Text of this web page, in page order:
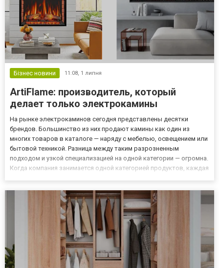
Бізнес новини 11:08, 1 липня
ArtiFlame: производитель, который
делает только электрокамины
На рынке электрокаминов сегодня представлены десятки
брендов. Большинство из них продают камины как один из
многих товаров в каталоге — наряду с мебелью, освещением или
бытовой техникой. Разница между таким разрозненным
подходом и узкой специализацией на одной категории — огромна.
Когда компания занимается одной категорией продуктов, каждая